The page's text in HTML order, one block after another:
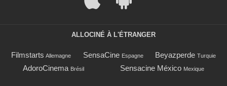
ALLOCINÉ À L'ÉTRANGER
Filmstarts Allemagne SensaCine Espagne Beyazperde Turquie
AdoroCinema Brésil Sensacine México Mexique